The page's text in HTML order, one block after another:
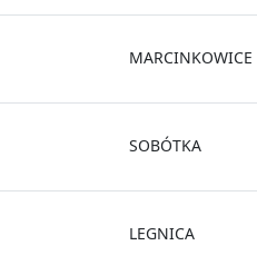
MARCINKOWICE
SOBÓTKA
LEGNICA